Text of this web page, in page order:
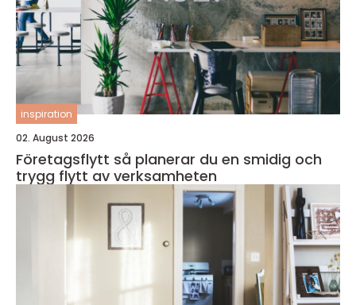
inspiration
02. August 2026
Företagsflytt så planerar du en smidig och
trygg flytt av verksamheten